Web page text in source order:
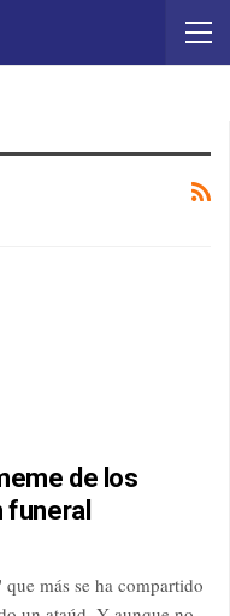
de los
funeral
más se ha compartido